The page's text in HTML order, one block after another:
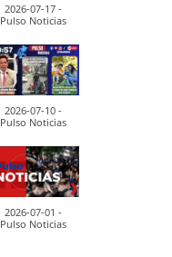
2026-07-17 -
Pulso Noticias
2026-07-10 -
Pulso Noticias
2026-07-01 -
Pulso Noticias